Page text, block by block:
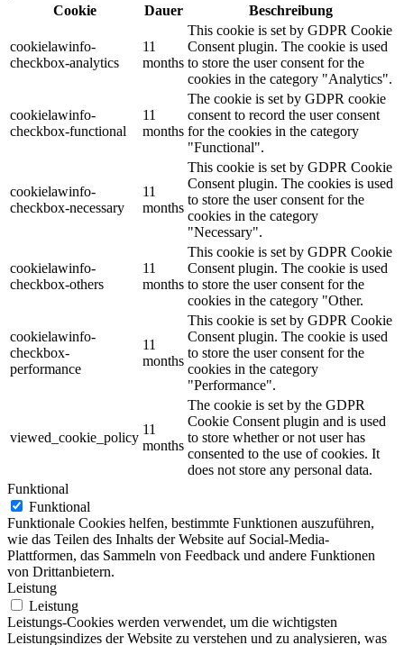
Cookie
Dauer Beschreibung
cookielawinfo-
checkbox-analytics
11
months
This cookie is set by GDPR Cookie
Consent plugin. The cookie is used
to store the user consent for the
cookies in the category "Analytics".
cookielawinfo-
checkbox-functional
11
months
The cookie is set by GDPR cookie
consent to record the user consent
for the cookies in the category
"Functional".
cookielawinfo-
checkbox-necessary
11
months
This cookie is set by GDPR Cookie
Consent plugin. The cookies is used
to store the user consent for the
cookies in the category
"Necessary".
cookielawinfo-
checkbox-others
11
months
This cookie is set by GDPR Cookie
Consent plugin. The cookie is used
to store the user consent for the
cookies in the category "Other.
cookielawinfo-
checkbox-
performance
11
months
This cookie is set by GDPR Cookie
Consent plugin. The cookie is used
to store the user consent for the
cookies in the category
"Performance".
viewed_cookie_policy
11
months
The cookie is set by the GDPR
Cookie Consent plugin and is used
to store whether or not user has
consented to the use of cookies. It
does not store any personal data.
Funktional
Funktional
Funktionale Cookies helfen, bestimmte Funktionen auszuführen,
wie das Teilen des Inhalts der Website auf Social-Media-
Plattformen, das Sammeln von Feedback und andere Funktionen
von Drittanbietern.
Leistung
Leistung
Leistungs-Cookies werden verwendet, um die wichtigsten
Leistungsindizes der Website zu verstehen und zu analysieren, was